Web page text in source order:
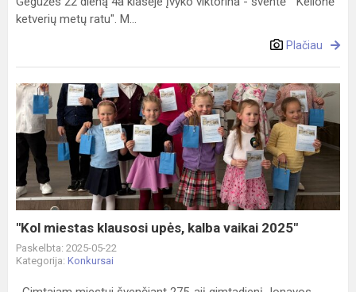
ketverių metų ratu". M...
Plačiau
"Kol
miestas
klausosi
upės,
kalba
vaikai
2025"
"Kol miestas klausosi upės, kalba vaikai 2025"
Paskelbta: 2025-05-22
Kategorija: Konkursai